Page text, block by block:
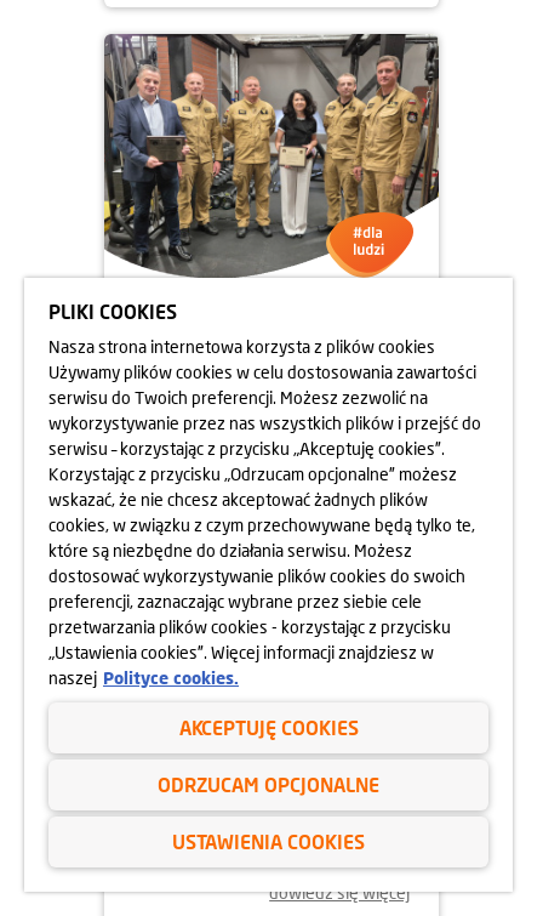
05.06.2025
DBAMY O FORMĘ STRAŻAKÓW
dowiedz się więcej
02.06.2025
ODYSEJA UMYSŁU 2025
dowiedz się więcej
PLIKI COOKIES
Nasza strona internetowa korzysta z plików cookies
Używamy plików cookies w celu dostosowania zawartości
serwisu do Twoich preferencji. Możesz zezwolić na
wykorzystywanie przez nas wszystkich plików i przejść do
serwisu – korzystając z przycisku „Akceptuję cookies”.
Korzystając z przycisku „Odrzucam opcjonalne” możesz
wskazać, że nie chcesz akceptować żadnych plików
cookies, w związku z czym przechowywane będą tylko te,
które są niezbędne do działania serwisu. Możesz
dostosować wykorzystywanie plików cookies do swoich
preferencji, zaznaczając wybrane przez siebie cele
przetwarzania plików cookies - korzystając z przycisku
„Ustawienia cookies”. Więcej informacji znajdziesz w
naszej Polityce cookies.
AKCEPTUJĘ COOKIES
ODRZUCAM OPCJONALNE
USTAWIENIA COOKIES